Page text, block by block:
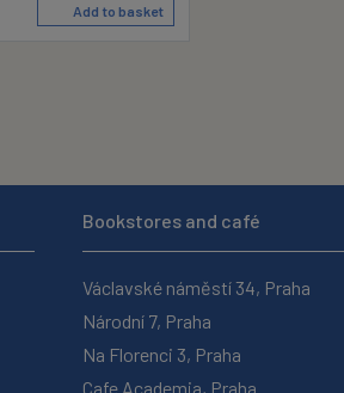
Add to basket
Bookstores and café
Václavské náměstí 34, Praha
Národní 7, Praha
Na Florenci 3, Praha
Cafe Academia, Praha